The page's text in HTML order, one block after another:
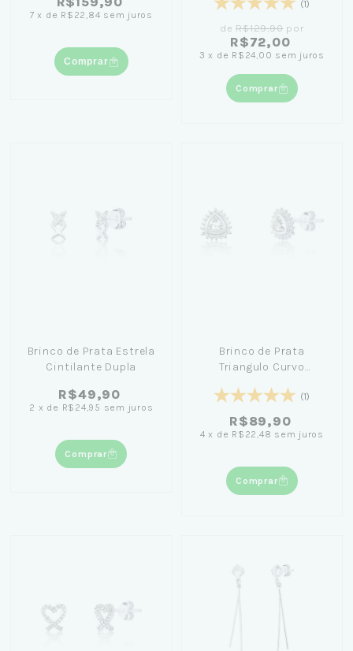
7 x de R$22,84 sem juros
Comprar
(1)
deR$129,90 por
R$72,00
3 x de R$24,00 sem juros
Comprar
Brinco de Prata Estrela
Cintilante Dupla
R$49,90
2 x de R$24,95 sem juros
Comprar
Brinco de Prata
Triangulo Curvo
(1)
R$89,90
4 x de R$22,48 sem juros
Comprar